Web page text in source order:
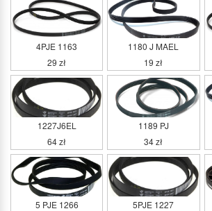
4PJE 1163
29 zł
1180 J MAEL
19 zł
1227J6EL
64 zł
1189 PJ
34 zł
5 PJE 1266
5PJE 1227